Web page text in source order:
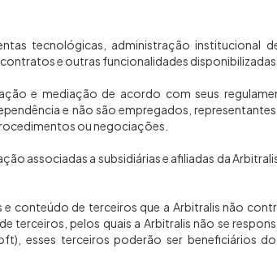
tecnológicas, administração institucional
e outras funcionalidades disponibilizadas
e mediação de acordo com seus
e não são empregados,
ou negociações.
associadas a subsidiárias e afiliadas da
conteúdo de terceiros que a Arbitralis não
pelos quais a Arbitralis não se
esses terceiros poderão ser beneficiários